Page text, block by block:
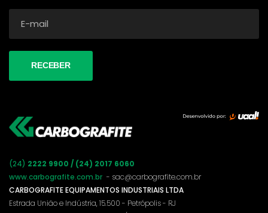
(24) 2222 9900 / (24) 2017 6060
www.carbografite.com.br - sac@carbografite.com.br
CARBOGRAFITE EQUIPAMENTOS INDUSTRIAIS LTDA
Estrada União e Indústria, 15.500 - Petrópolis - RJ